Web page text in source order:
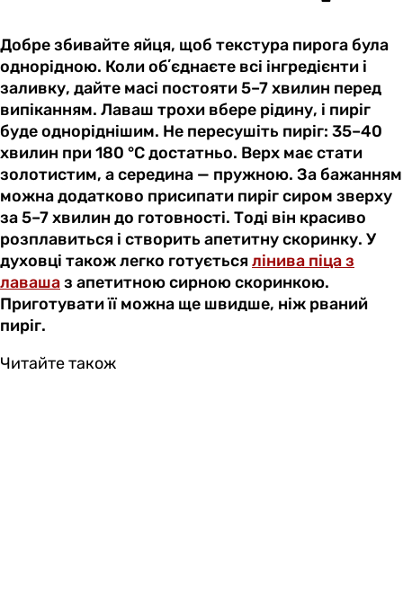
Добре збивайте яйця, щоб текстура пирога була
однорідною. Коли обʼєднаєте всі інгредієнти і
заливку, дайте масі постояти 5–7 хвилин перед
випіканням. Лаваш трохи вбере рідину, і пиріг
буде одноріднішим. Не пересушіть пиріг: 35–40
хвилин при 180 °C достатньо. Верх має стати
золотистим, а середина — пружною. За бажанням
можна додатково присипати пиріг сиром зверху
за 5–7 хвилин до готовності. Тоді він красиво
розплавиться і створить апетитну скоринку. У
духовці також легко готуєтьсялінива піца з
лавашаз апетитною сирною скоринкою.
Приготувати її можна ще швидше, ніж рваний
пиріг.
Читайте також